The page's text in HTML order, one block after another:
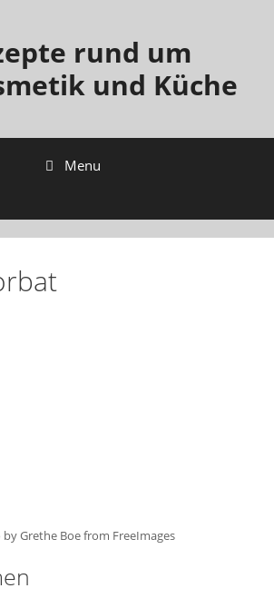
rund um
und Küche
Menu
Grethe Boe from FreeImages